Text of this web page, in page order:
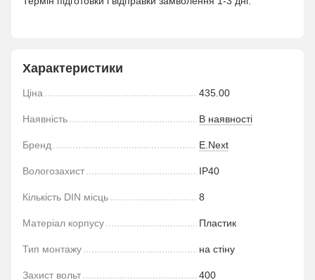
Характеристики
Ціна 435.00
Наявність В наявності
Бренд E.Next
Вологозахист IP40
Кількість DIN місць 8
Матеріал корпусу Пластик
Тип монтажу на стіну
Захист вольт 400